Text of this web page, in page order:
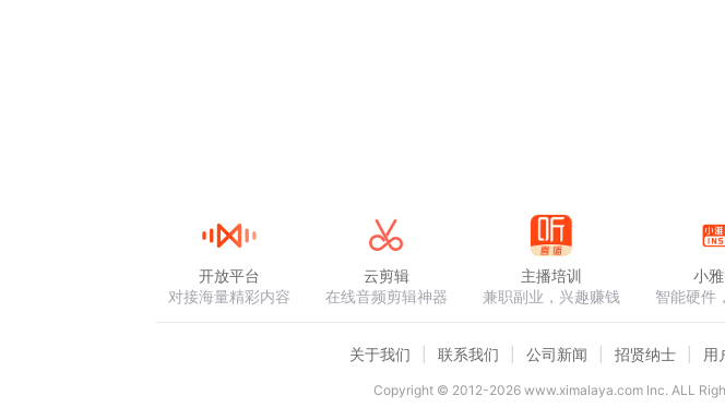
开放平台
对接海量精彩内容
云剪辑
在线音频剪辑神器
主播培训
兼职副业，兴趣赚钱
小
智能硬件
关于我们 联系我们 公司新闻 招贤纳士 用
Copyright © 2012-2026www.ximalaya.com lnc. ALL